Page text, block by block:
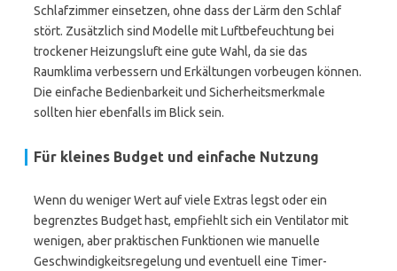
Schlafzimmer einsetzen, ohne dass der Lärm den Schlaf
stört. Zusätzlich sind Modelle mit Luftbefeuchtung bei
trockener Heizungsluft eine gute Wahl, da sie das
Raumklima verbessern und Erkältungen vorbeugen können.
Die einfache Bedienbarkeit und Sicherheitsmerkmale
sollten hier ebenfalls im Blick sein.
Für kleines Budget und einfache Nutzung
Wenn du weniger Wert auf viele Extras legst oder ein
begrenztes Budget hast, empfiehlt sich ein Ventilator mit
wenigen, aber praktischen Funktionen wie manuelle
Geschwindigkeitsregelung und eventuell eine Timer-